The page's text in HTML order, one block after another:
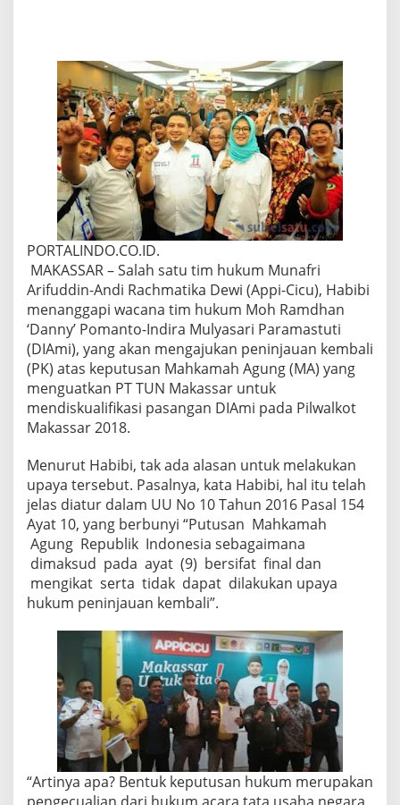
H
u
k
u
m
A
p
p
i
-
C
i
c
u
,
T
r
k
a
i
t
D
m
i
L
a
k
u
a
U
p
a
y
a
H
u
k
u
m
PORTALINDO.CO.ID.
MAKASSAR – Salah satu tim hukum Munafri
Arifuddin-Andi Rachmatika Dewi (Appi-Cicu), Habibi
menanggapi wacana tim hukum Moh Ramdhan
‘Danny’ Pomanto-Indira Mulyasari Paramastuti
(DIAmi), yang akan mengajukan peninjauan kembali
(PK) atas keputusan Mahkamah Agung (MA) yang
menguatkan PT TUN Makassar untuk
mendiskualifikasi pasangan DIAmi pada Pilwalkot
Makassar 2018.
Menurut Habibi, tak ada alasan untuk melakukan
upaya tersebut. Pasalnya, kata Habibi, hal itu telah
jelas diatur dalam UU No 10 Tahun 2016 Pasal 154
Ayat 10, yang berbunyi “Putusan Mahkamah
Agung Republik Indonesia sebagaimana
dimaksud pada ayat (9) bersifat final dan
mengikat serta tidak dapat dilakukan upaya
hukum peninjauan kembali”.
“Artinya apa? Bentuk keputusan hukum merupakan